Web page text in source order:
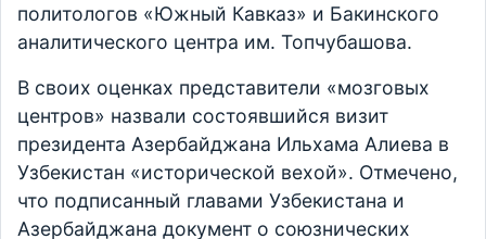
политологов «Южный Кавказ» и Бакинского
аналитического центра им. Топчубашова.
В своих оценках представители «мозговых
центров» назвали состоявшийся визит
президента Азербайджана Ильхама Алиева в
Узбекистан «исторической вехой». Отмечено,
что подписанный главами Узбекистана и
Азербайджана документ о союзнических